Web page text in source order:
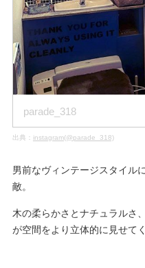
parade_318
出典： instagram(@parade_318)
男前なヴィンテージスタイル
敵。
木の柔らかさとナチュラルさ
が空間をより立体的に見せて